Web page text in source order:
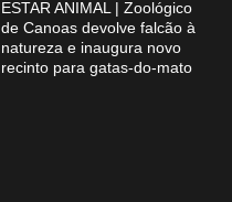
ESTAR ANIMAL | Zoológico
de Canoas devolve falcão à
natureza e inaugura novo
recinto para gatas-do-mato